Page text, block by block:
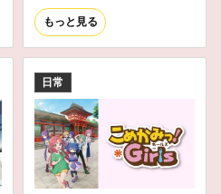
もっと見る
日常